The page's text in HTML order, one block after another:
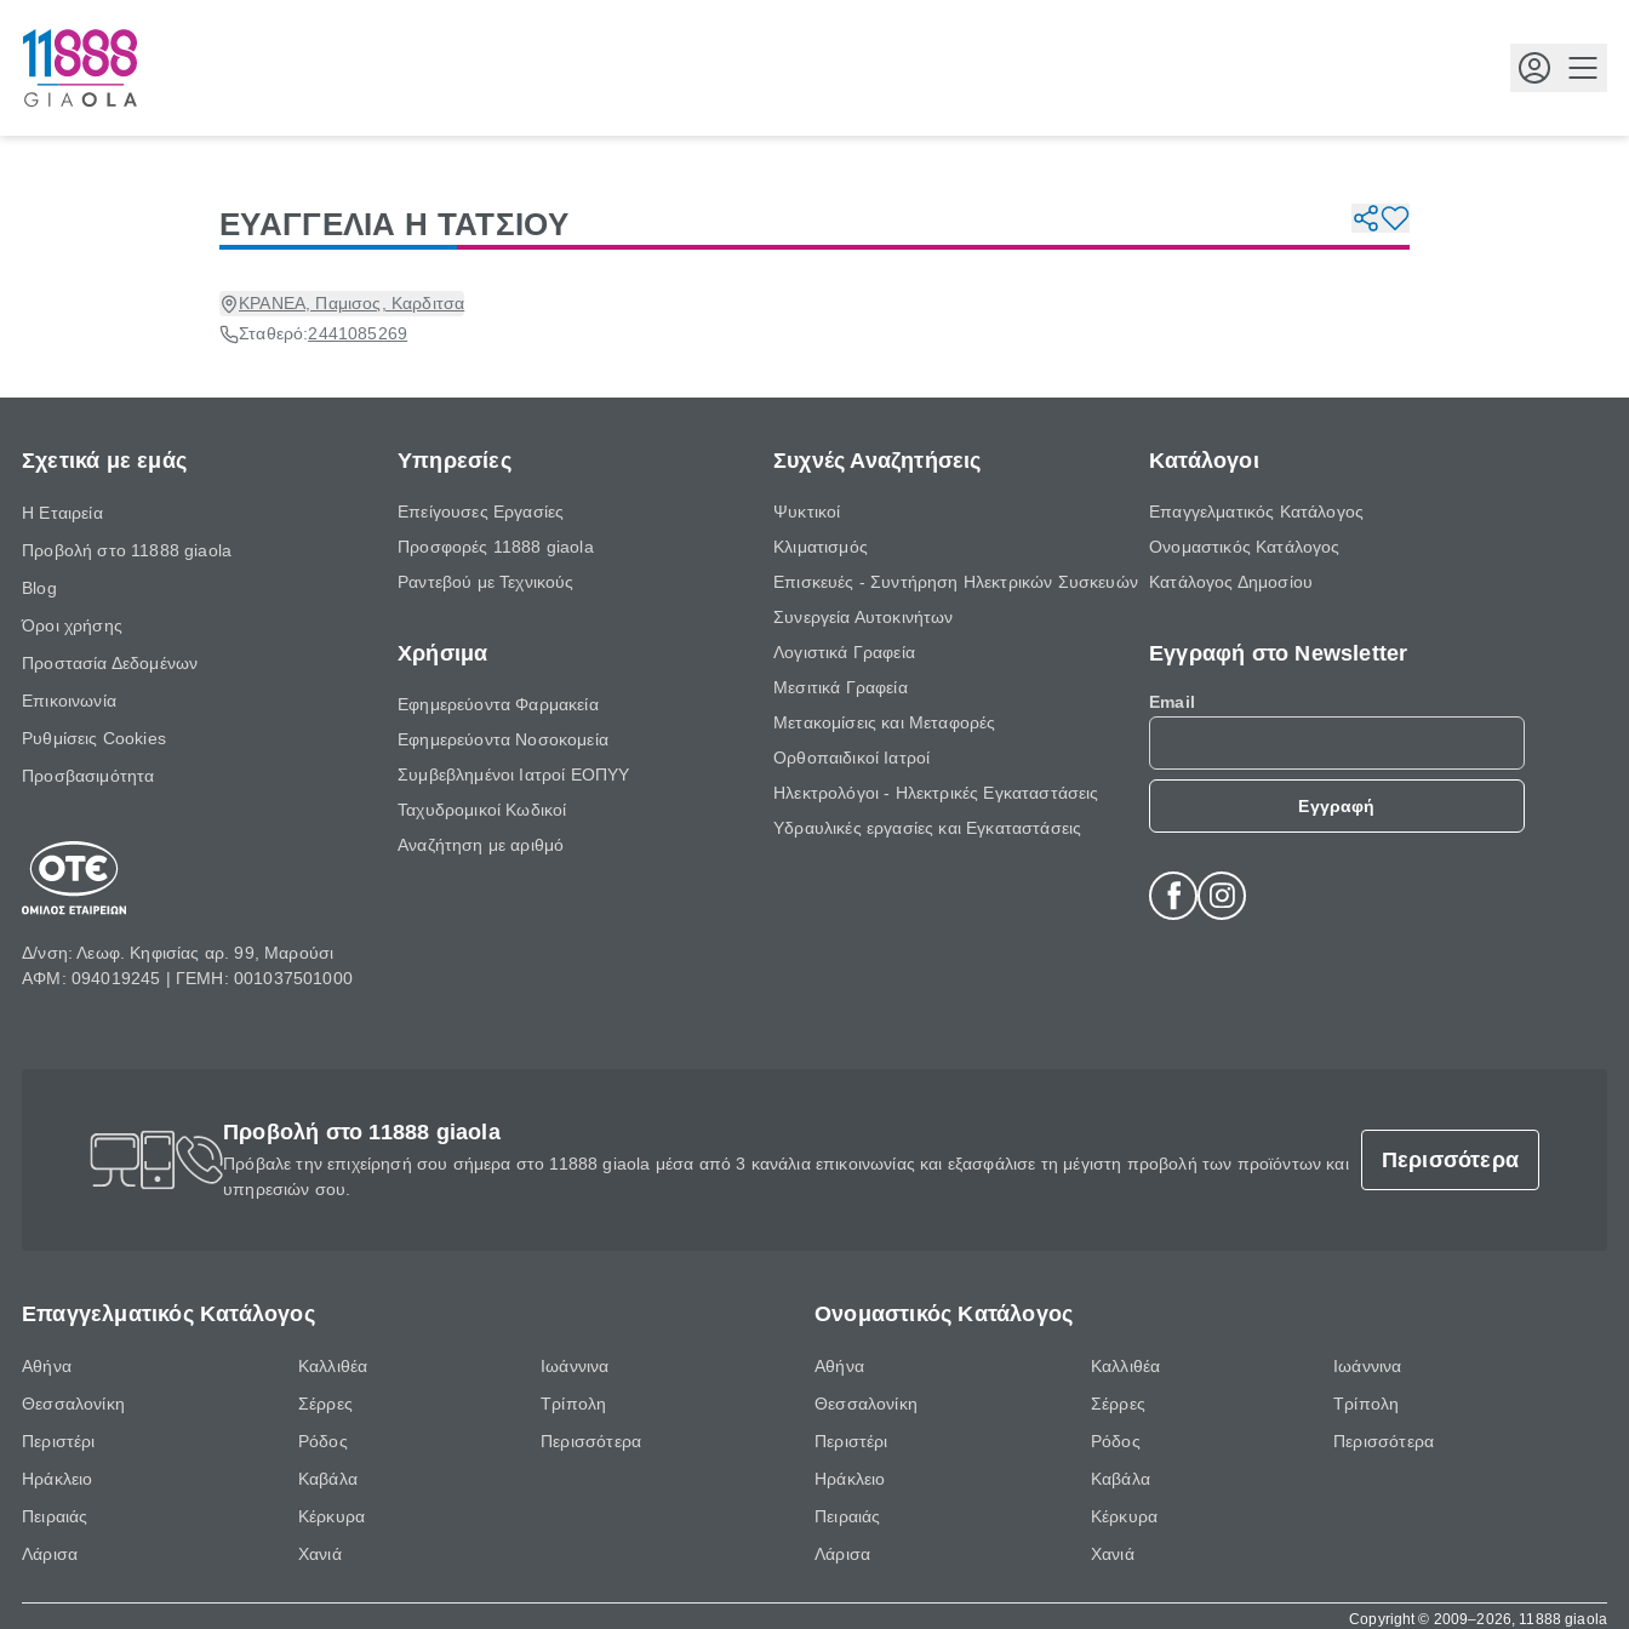
ΕΥΑΓΓΕΛΙΑ Η ΤΑΤΣΙΟΥ
ΚΡΑΝΕΑ, Παμισος, Καρδιτσα
Σταθερό:2441085269
Σχετικά με εμάς
Η Εταιρεία
Προβολή στο 11888 giaola
Blog
Όροι χρήσης
Προστασία Δεδομένων
Επικοινωνία
Ρυθμίσεις Cookies
Προσβασιμότητα
Δ/νση: Λεωφ. Κηφισίας αρ. 99, Μαρούσι
ΑΦΜ: 094019245 | ΓΕΜΗ: 001037501000
Υπηρεσίες
Επείγουσες Εργασίες
Προσφορές 11888 giaola
Ραντεβού με Τεχνικούς
Χρήσιμα
Εφημερεύοντα Φαρμακεία
Εφημερεύοντα Νοσοκομεία
Συμβεβλημένοι Ιατροί ΕΟΠΥΥ
Ταχυδρομικοί Κωδικοί
Αναζήτηση με αριθμό
Συχνές Αναζητήσεις
Ψυκτικοί
Κλιματισμός
Επισκευές - Συντήρηση Ηλεκτρικών Συσκευών
Συνεργεία Αυτοκινήτων
Λογιστικά Γραφεία
Μεσιτικά Γραφεία
Μετακομίσεις και Μεταφορές
Ορθοπαιδικοί Ιατροί
Ηλεκτρολόγοι - Ηλεκτρικές Εγκαταστάσεις
Υδραυλικές εργασίες και Εγκαταστάσεις
Κατάλογοι
Επαγγελματικός Κατάλογος
Ονομαστικός Κατάλογος
Κατάλογος Δημοσίου
Εγγραφή στο Newsletter
Email
Εγγραφή
Προβολή στο 11888 giaola
Πρόβαλε την επιχείρησή σου σήμερα στο 11888 giaola μέσα από 3 κανάλια επικοινωνίας και εξασφάλισε τη μέγιστη προβολή των προϊόντων και
υπηρεσιών σου.
Περισσότερα
Επαγγελματικός Κατάλογος
Αθήνα
Θεσσαλονίκη
Περιστέρι
Ηράκλειο
Πειραιάς
Λάρισα
Καλλιθέα
Σέρρες
Ρόδος
Καβάλα
Κέρκυρα
Χανιά
Ιωάννινα
Τρίπολη
Περισσότερα
Ονομαστικός Κατάλογος
Αθήνα
Θεσσαλονίκη
Περιστέρι
Ηράκλειο
Πειραιάς
Λάρισα
Καλλιθέα
Σέρρες
Ρόδος
Καβάλα
Κέρκυρα
Χανιά
Ιωάννινα
Τρίπολη
Περισσότερα
Copyright © 2009–2026, 11888 giaola